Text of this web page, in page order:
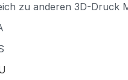
zu anderen 3D-Druck